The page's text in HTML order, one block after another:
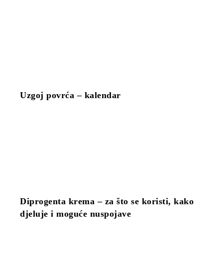
Uzgoj povrća – kalendar
Diprogenta krema – za što se koristi, kako
djeluje i moguće nuspojave